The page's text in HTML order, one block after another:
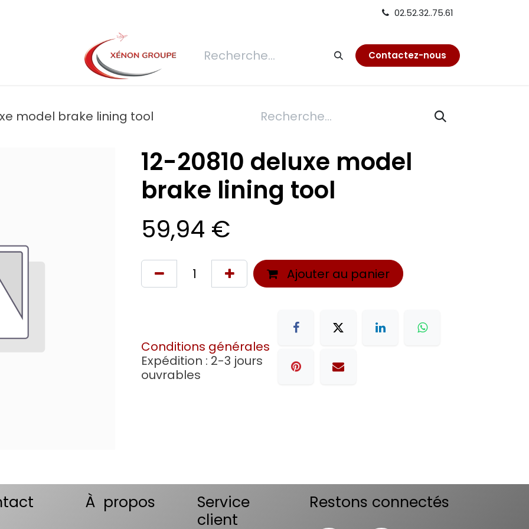
02.52.32..75.61
Demande de devis Connexion Réfection Contactez-nous
model brake lining tool
12-20810 deluxe model
brake lining tool
59,94 €
Ajouter au panier
Conditions générales
Expédition : 2-3 jours
ouvrables
À propos
Service
client
Restons connectés